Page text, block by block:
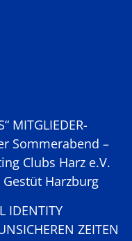
MITGLIEDER-
Sommerabend –
Clubs Harz e.V.
Harzburg
IDENTITY
ZEITEN